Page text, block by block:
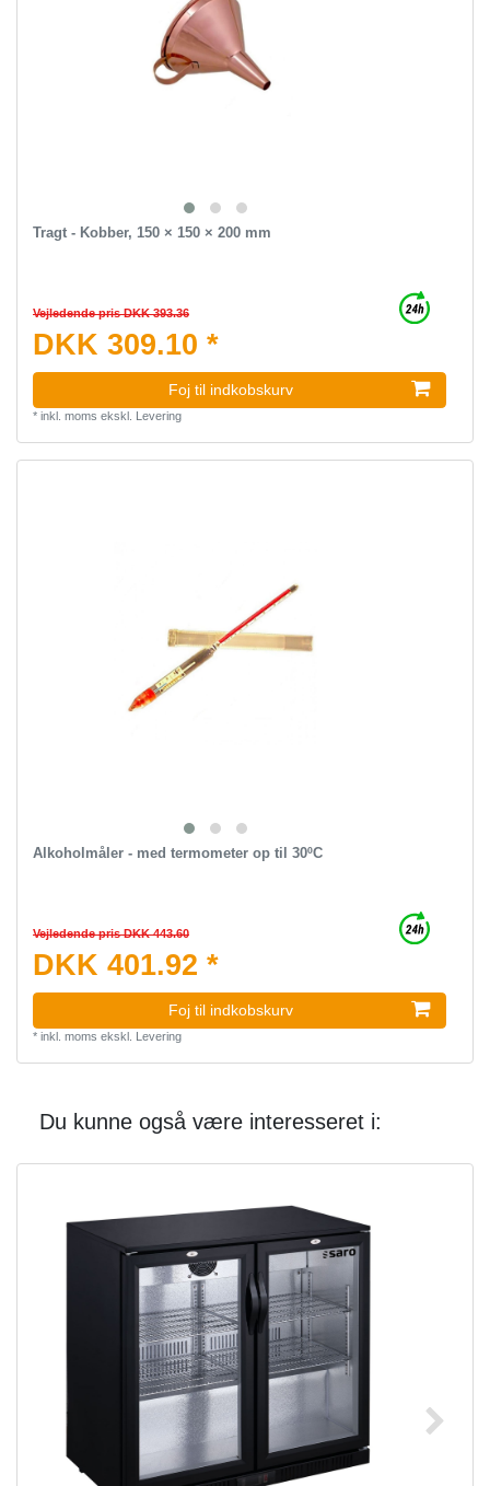
Tragt - Kobber, 150 × 150 × 200 mm
Vejledende pris DKK 393.36
DKK 309.10 *
Foj til indkobskurv
* inkl. moms ekskl. Levering
Alkoholmåler - med termometer op til 30ºC
Vejledende pris DKK 443.60
DKK 401.92 *
Foj til indkobskurv
* inkl. moms ekskl. Levering
Du kunne også være interesseret i: